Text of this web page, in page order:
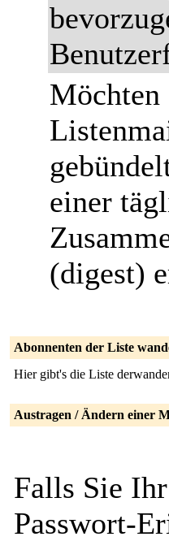
Möchten
einer
(digest)
Abonnenten der Liste
Hier gibt's die Liste
Austragen / Ändern einer
Falls Sie
Passwort-